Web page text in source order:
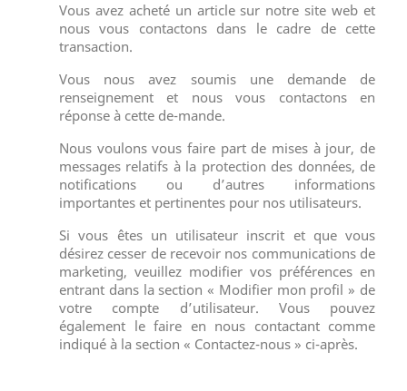
Vous avez acheté un article sur notre site web et
nous vous contactons dans le cadre de cette
transaction.
Vous nous avez soumis une demande de
renseignement et nous vous contactons en
réponse à cette de-mande.
Nous voulons vous faire part de mises à jour, de
messages relatifs à la protection des données, de
notifications ou d’autres informations
importantes et pertinentes pour nos utilisateurs.
Si vous êtes un utilisateur inscrit et que vous
désirez cesser de recevoir nos communications de
marketing, veuillez modifier vos préférences en
entrant dans la section « Modifier mon profil » de
votre compte d’utilisateur. Vous pouvez
également le faire en nous contactant comme
indiqué à la section « Contactez-nous » ci-après.